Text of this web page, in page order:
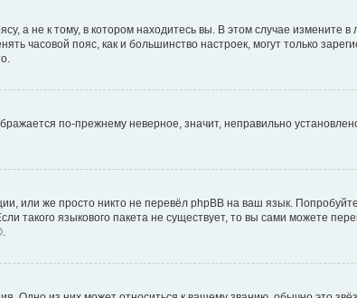
а не к тому, в котором находитесь вы. В этом случае измените в
часовой пояс, как и большинство настроек, могут только
по-прежнему неверное, значит, неправильно
или же просто никто не перевёл phpBB на ваш язык.
такого языкового пакета не существует, то вы сами можете